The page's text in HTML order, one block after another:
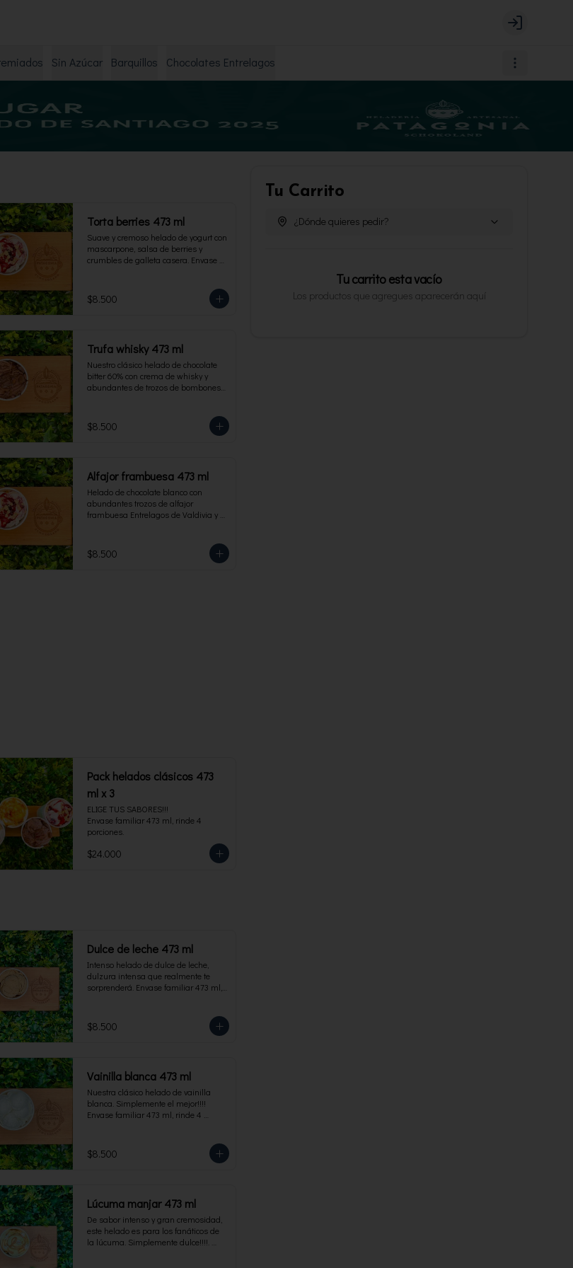
Login
Sin Azúcar Barquillos Chocolates Entrelagos
Torta berries 473 ml
Suave y cremoso helado de yogurt con
mascarpone, salsa de berries y
crumbles de galleta casera. Envase
$8.500
Trufa whisky 473 ml
Nuestro clásico helado de chocolate
bitter 60% con crema de whisky y
abundantes de trozos de bombones
$8.500
Alfajor frambuesa 473 ml
Helado de chocolate blanco con
abundantes trozos de alfajor
frambuesa Entrelagos de Valdivia y
$8.500
Pack helados clásicos 473
ml x 3
ELIGE TUS SABORES!!!
Envase familiar 473 ml, rinde 4
porciones.
$24.000
Dulce de leche 473 ml
Intenso helado de dulce de leche,
dulzura intensa que realmente te
sorprenderá. Envase familiar 473 ml,
$8.500
Vainilla blanca 473 ml
Nuestra clásico helado de vainilla
blanca. Simplemente el mejor!!!!
Envase familiar 473 ml, rinde 4
$8.500
Lúcuma manjar 473 ml
De sabor intenso y gran cremosidad,
este helado es para los fanáticos de
la lúcuma. Simplemente dulce!!!!.
Tu Carrito
¿Dónde quieres pedir?
Tu carrito esta vacío
Los productos que agregues aparecerán aquí